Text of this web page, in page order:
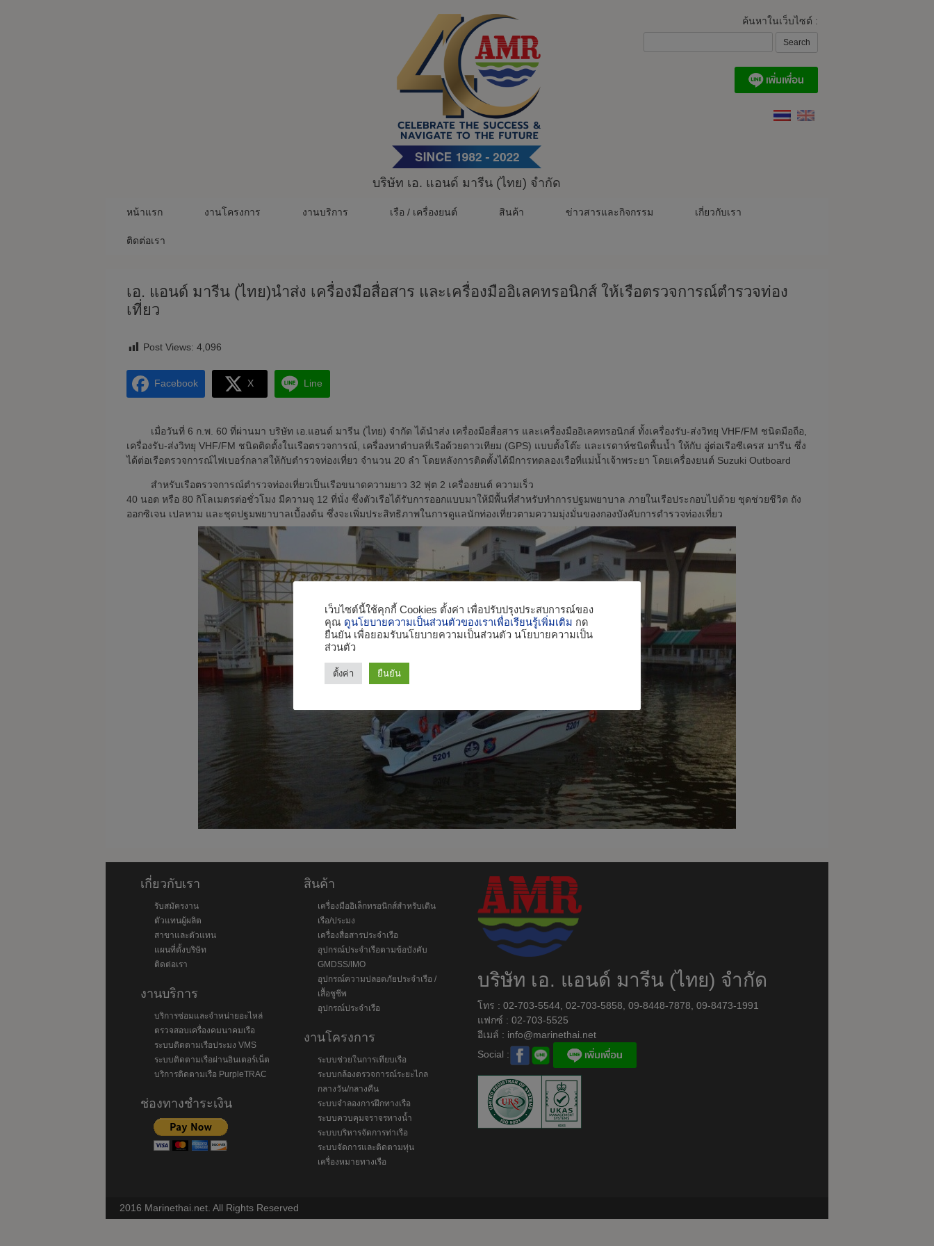
บริษัท เอ. แอนด์ มารีน (ไทย) จำกัด
ค้นหาในเว็บไซต์ :
หน้าแรก งานโครงการ งานบริการ เรือ / เครื่องยนต์ สินค้า ข่าวสารและกิจกรรม เกี่ยวกับเรา
ติดต่อเรา
เอ. แอนด์ มารีน (ไทย)นำส่ง เครื่องมือสื่อสาร และเครื่องมืออิเลคทรอนิกส์ ให้เรือตรวจการณ์ตำรวจท่อง
เที่ยว
Post Views: 4,096
Facebook X Line
เมื่อวันที่ 6 ก.พ. 60 ที่ผ่านมา บริษัท เอ.แอนด์ มารีน (ไทย) จำกัด ได้นำส่ง เครื่องมือสื่อสาร และเครื่องมืออิเลคทรอนิกส์ ทั้งเครื่องรับ-ส่งวิทยุ VHF/FM ชนิดมือถือ,
เครื่องรับ-ส่งวิทยุ VHF/FM ชนิดติดตั้งในเรือตรวจการณ์, เครื่องหาตำบลที่เรือด้วยดาวเทียม (GPS) แบบตั้งโต๊ะ และเรดาห์ชนิดพื้นน้ำ ให้กับ อู่ต่อเรือซีเครส มารีน ซึ่ง
ได้ต่อเรือตรวจการณ์ไฟเบอร์กลาสให้กับตำรวจท่องเที่ยว จำนวน 20 ลำ โดยหลังการติดตั้งได้มีการทดลองเรือที่แม่น้ำเจ้าพระยา โดยเครื่องยนต์ Suzuki Outboard
สำหรับเรือตรวจการณ์ตำรวจท่องเที่ยวเป็นเรือขนาดความยาว 32 ฟุต 2 เครื่องยนต์ ความเร็ว
40 นอต หรือ 80 กิโลเมตรต่อชั่วโมง มีความจุ 12 ที่นั่ง ซึ่งตัวเรือได้รับการออกแบบมาให้มีพื้นที่สำหรับทำการปฐมพยาบาล ภายในเรือประกอบไปด้วย ชุดช่วยชีวิต ถัง
ออกซิเจน เปลหาม และชุดปฐมพยาบาลเบื้องต้น ซึ่งจะเพิ่มประสิทธิภาพในการดูแลนักท่องเที่ยวตามความมุ่งมั่นของกองบังคับการตำรวจท่องเที่ยว
เกี่ยวกับเรา
รับสมัครงาน
ตัวแทนผู้ผลิต
สาขาและตัวแทน
แผนที่ตั้งบริษัท
ติดต่อเรา
งานบริการ
บริการซ่อมและจำหน่ายอะไหล่
ตรวจสอบเครื่องคมนาคมเรือ
ระบบติดตามเรือประมง VMS
ระบบติดตามเรือผ่านอินเตอร์เน็ต
บริการติดตามเรือ PurpleTRAC
ช่องทางชำระเงิน
สินค้า
เครื่องมืออิเล็กทรอนิกส์สำหรับเดิน
เรือ/ประมง
เครื่องสื่อสารประจำเรือ
อุปกรณ์ประจำเรือตามข้อบังคับ
GMDSS/IMO
อุปกรณ์ความปลอดภัยประจำเรือ /
เสื้อชูชีพ
อุปกรณ์ประจำเรือ
งานโครงการ
ระบบช่วยในการเทียบเรือ
ระบบกล้องตรวจการณ์ระยะไกล
กลางวัน/กลางคืน
ระบบจำลองการฝึกทางเรือ
ระบบควบคุมจราจรทางน้ำ
ระบบบริหารจัดการท่าเรือ
ระบบจัดการและติดตามทุ่น
เครื่องหมายทางเรือ
บริษัท เอ. แอนด์ มารีน (ไทย) จำกัด
โทร : 02-703-5544, 02-703-5858, 09-8448-7878, 09-8473-1991
แฟกซ์ : 02-703-5525
อีเมล์ : info@marinethai.net
Social :
2016 Marinethai.net. All Rights Reserved
เว็บไซต์นี้ใช้คุกกี้ Cookies ตั้งค่า เพื่อปรับปรุงประสบการณ์ของ
คุณ ดูนโยบายความเป็นส่วนตัวของเราเพื่อเรียนรู้เพิ่มเติม กด
ยืนยัน เพื่อยอมรับนโยบายความเป็นส่วนตัว นโยบายความเป็น
ส่วนตัว
ตั้งค่า ยืนยัน